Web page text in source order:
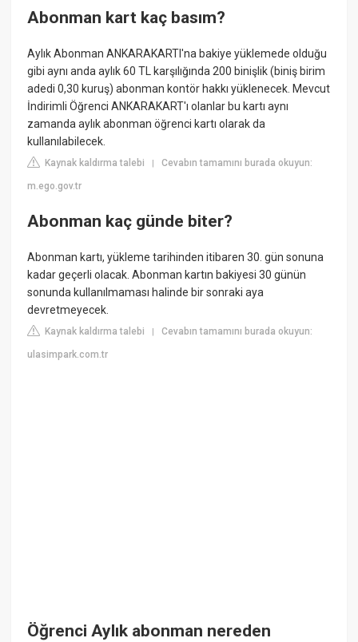
Abonman kart kaç basım?
Aylık Abonman ANKARAKARTI'na bakiye yüklemede olduğu
gibi aynı anda aylık 60 TL karşılığında 200 binişlik (biniş birim
adedi 0,30 kuruş) abonman kontör hakkı yüklenecek. Mevcut
İndirimli Öğrenci ANKARAKART'ı olanlar bu kartı aynı
zamanda aylık abonman öğrenci kartı olarak da
kullanılabilecek.
Kaynak kaldırma talebi |Cevabın tamamını burada okuyun:
m.ego.gov.tr
Abonman kaç günde biter?
Abonman kartı, yükleme tarihinden itibaren 30. gün sonuna
kadar geçerli olacak. Abonman kartın bakiyesi 30 günün
sonunda kullanılmaması halinde bir sonraki aya
devretmeyecek.
Kaynak kaldırma talebi |Cevabın tamamını burada okuyun:
ulasimpark.com.tr
Öğrenci Aylık abonman nereden